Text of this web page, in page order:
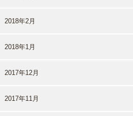
2018年2月
2018年1月
2017年12月
2017年11月